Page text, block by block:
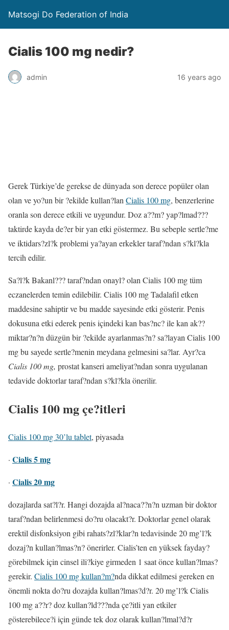
Matsogi Do Federation of India
Cialis 100 mg nedir?
admin 16 years ago
Gerek Türkiye’de gerekse de dünyada son derece popüler olan
olan ve yo?un bir ?ekilde kullan?lan Cialis 100 mg, benzerlerine
oranla son derece etkili ve uygundur. Doz a??m? yap?lmad???
taktirde kayda de?er bir yan etki göstermez. Bu sebeple sertle?me
ve iktidars?zl?k problemi ya?ayan erkekler taraf?ndan s?kl?kla
tercih edilir.
Sa?l?k Bakanl??? taraf?ndan onayl? olan Cialis 100 mg tüm
eczanelerden temin edilebilir. Cialis 100 mg Tadalafil etken
maddesine sahiptir ve bu madde sayesinde etki gösterir. Penis
dokusuna etki ederek penis içindeki kan bas?nc? ile kan ak??
miktar?n?n düzgün bir ?ekilde ayarlanmas?n? sa?layan Cialis 100
mg bu sayede sertle?menin meydana gelmesini sa?lar. Ayr?ca
Cialis 100 mg, prostat kanseri ameliyat?ndan sonra uygulanan
tedavide doktorlar taraf?ndan s?kl?kla önerilir.
Cialis 100 mg çe?itleri
Cialis 100 mg 30’lu tablet, piyasada
· Cialis 5 mg
· Cialis 20 mg
dozajlarda sat?l?r. Hangi dozajda al?naca??n?n uzman bir doktor
taraf?ndan belirlenmesi do?ru olacakt?r. Doktorlar genel olarak
erektil disfonksiyon gibi rahats?zl?klar?n tedavisinde 20 mg’l?k
dozaj?n kullan?lmas?n? önerirler. Cialis’ten en yüksek fayday?
görebilmek için cinsel ili?kiye girmeden 1 saat önce kullan?lmas?
gerekir. Cialis 100 mg kullan?m?nda dikkat edilmesi gereken en
önemli nokta do?ru dozajda kullan?lmas?d?r. 20 mg’l?k Cialis
100 mg a??r? doz kullan?ld???nda çe?itli yan etkiler
gösterebilece?i için günde tek doz olarak kullan?lmal?d?r